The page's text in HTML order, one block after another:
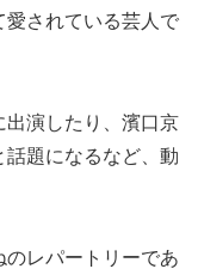
愛されている芸人で
出演したり、濱口京
題になるなど、動
のレパートリーであ